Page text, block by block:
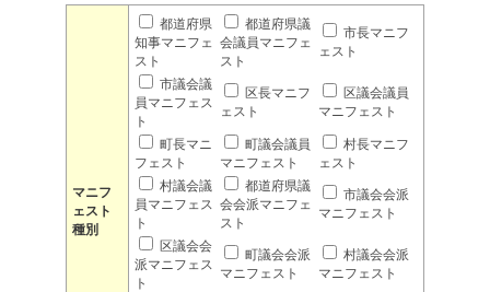
マニフ
ェスト
種別
都道府県
知事マニフェ
スト
都道府県議
会議員マニフェ
スト
市長マニフ
ェスト
市議会議
員マニフェス
ト
区長マニフ
ェスト
区議会議員
マニフェスト
町長マニ
フェスト
町議会議員
マニフェスト
村長マニフ
ェスト
村議会議
員マニフェス
ト
都道府県議
会会派マニフェ
スト
市議会会派
マニフェスト
区議会会
派マニフェス
ト
町議会会派
マニフェスト
村議会会派
マニフェスト